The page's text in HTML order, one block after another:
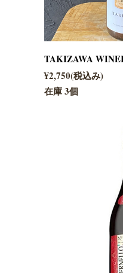
TAKIZAWA
¥2,750(税込み)
在庫 3個